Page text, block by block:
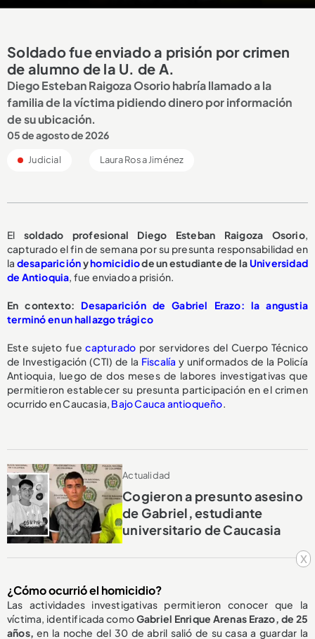
x
Soldado fue enviado a prisión por crimen
de alumno de la U. de A.
Diego Esteban Raigoza Osorio habría llamado a la
familia de la víctima pidiendo dinero por información
de su ubicación.
05 de agosto de 2026
Judicial Laura Rosa Jiménez
El soldado profesional Diego Esteban Raigoza Osorio,
capturado el fin de semana por su presunta responsabilidad en
la desapariciónyhomicidiode un estudiante de laUniversidad
de Antioquia, fue enviado a prisión.
En contexto: Desaparición de Gabriel Erazo: la angustia
terminó en un hallazgo trágico
Este sujeto fuecapturado por servidores del Cuerpo Técnico
de Investigación (CTI) de la Fiscalía y uniformados de la Policía
Antioquia, luego de dos meses de labores investigativas que
permitieron establecer su presunta participación en el crimen
ocurrido en Caucasia, Bajo Cauca antioqueño.
Actualidad
Cogieron a presunto asesino
de Gabriel, estudiante
universitario de Caucasia
¿Cómo ocurrió el homicidio?
Las actividades investigativas permitieron conocer que la
víctima, identificada comoGabriel Enrique Arenas Erazo, de 25
años, en la noche del 30 de abril salió de su casa a guardar la